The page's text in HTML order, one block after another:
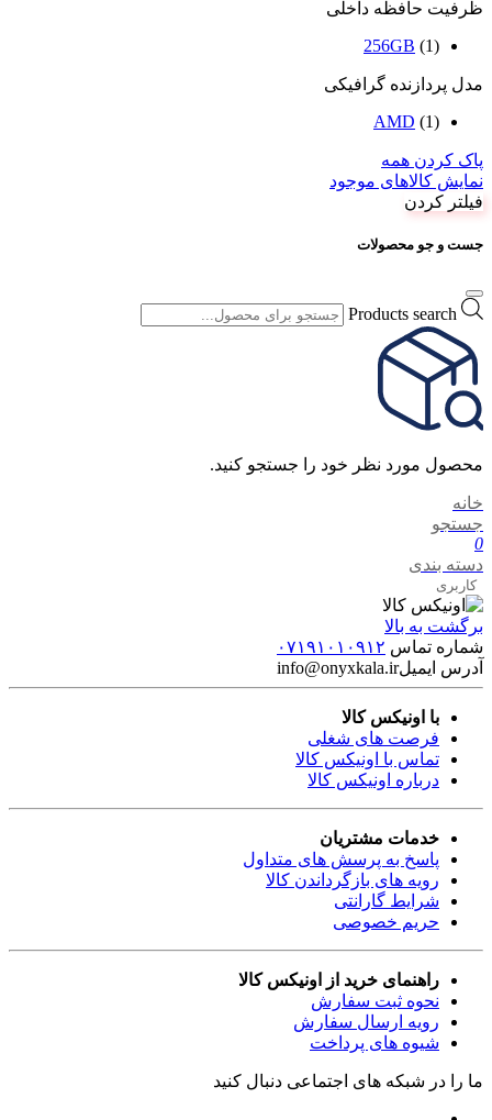
ظرفیت حافظه داخلی
256GB (1)
مدل پردازنده گرافیکی
AMD (1)
پاک کردن همه
نمایش کالاهای موجود
فیلتر کردن
جست و جو محصولات
Products search
محصول مورد نظر خود را جستجو کنید.
خانه
جستجو
0
دسته بندی
کاربری
برگشت به بالا
شماره تماس ۰۷۱۹۱۰۱۰۹۱۲
آدرس ایمیلinfo@onyxkala.ir
با اونیکس کالا
فرصت های شغلی
تماس با اونیکس کالا
درباره اونیکس کالا
خدمات مشتریان
پاسخ به پرسش های متداول
رویه های بازگرداندن کالا
شرایط گارانتی
حریم خصوصی
راهنمای خرید از اونیکس کالا
نحوه ثبت سفارش
رویه ارسال سفارش
شیوه های پرداخت
ما را در شبکه های اجتماعی دنبال کنید